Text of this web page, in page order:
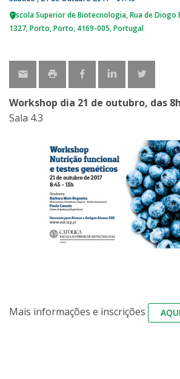
Escola Superior de Biotecnologia Rua de Diogo
1327 Porto Porto 4169-005 Portugal
Workshop dia 21 de outubro, das
Sala 4.3
Mais informações e inscrições AQUI